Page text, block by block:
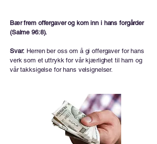
Bær frem offergaver og kom inn i hans forgårder
(Salme 96:8).
Svar: Herren ber oss om å gi offergaver for hans
verk som et uttrykk for vår kjærlighet til ham og
vår takksigelse for hans velsignelser.